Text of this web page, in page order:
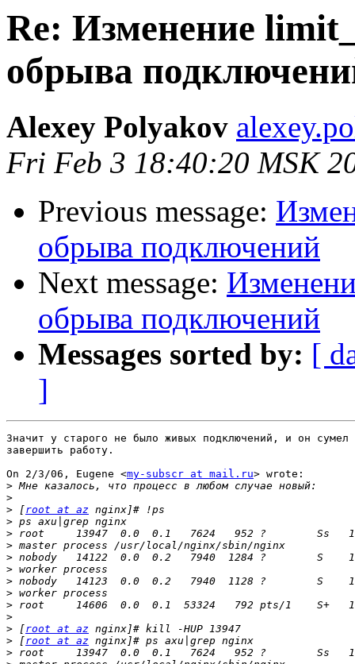
Re: Изменение
обрыва
Alexey Polyakov
Fri Feb 3 18:40:20 MSK
Previous message:
обрыва подключений
Next message:
обрыва подключений
Messages sorted by: [
]
Значит у старого не было живых подключений, и он сумел
завершить работу.
On 2/3/06, Eugene <my-subscr at mail.ru> wrote:
>
>
> [root at az
>
>
>
>
>
>
>
>
>
> [root at az
> [root at az
>